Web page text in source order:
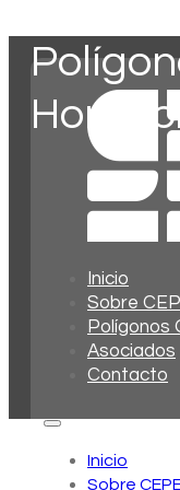
Inicio
Sobre
Polígonos
Asociados
Contacto
Inicio
Sobre